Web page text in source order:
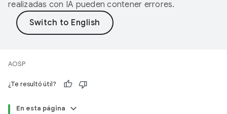
realizadas con IA pueden contener errores.
AOSP
¿Te resultó útil?
En esta página